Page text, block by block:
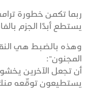
ربما تكمن خطورة
يستطع أبدًا الجزم
وهذه بالضبط هي
المجنون”:
أن تجعل الآخرين
يستطيعون توقّعه